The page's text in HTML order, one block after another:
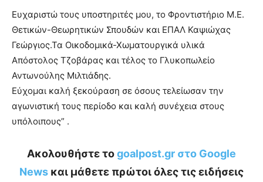
Ευχαριστώ τους υποστηριτές μου, το Φροντιστήριο Μ.Ε.
Θετικών-Θεωρητικών Σπουδών και ΕΠΑΛ Καψιώχας
Γεώργιος.Τα Οικοδομικά-Χωματουργικά υλικά
Απόστολος Τζοβάρας και τέλος το Γλυκοπωλείο
Αντωνούλης Μιλτιάδης.
Εύχομαι καλή ξεκούραση σε όσους τελείωσαν την
αγωνιστική τους περίοδο και καλή συνέχεια στους
υπόλοιπους” .
Ακολουθήστε τοgoalpost.gr στο Google
News και μάθετε πρώτοι όλες τις ειδήσεις